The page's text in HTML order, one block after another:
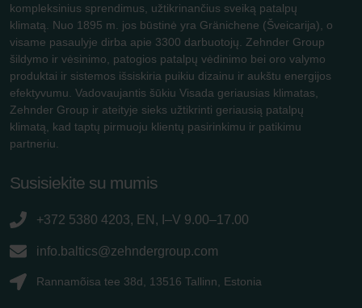
kompleksinius sprendimus, užtikrinančius sveiką patalpų
klimatą. Nuo 1895 m. jos būstinė yra Gränichene (Šveicarija), o
visame pasaulyje dirba apie 3300 darbuotojų. Zehnder Group
šildymo ir vėsinimo, patogios patalpų vėdinimo bei oro valymo
produktai ir sistemos išsiskiria puikiu dizainu ir aukštu energijos
efektyvumu. Vadovaujantis šūkiu Visada geriausias klimatas,
Zehnder Group ir ateityje sieks užtikrinti geriausią patalpų
klimatą, kad taptų pirmuoju klientų pasirinkimu ir patikimu
partneriu.
Susisiekite su mumis
+372 5380 4203, EN, I–V 9.00–17.00
info.baltics@zehndergroup.com
Rannamõisa tee 38d, 13516 Tallinn, Estonia